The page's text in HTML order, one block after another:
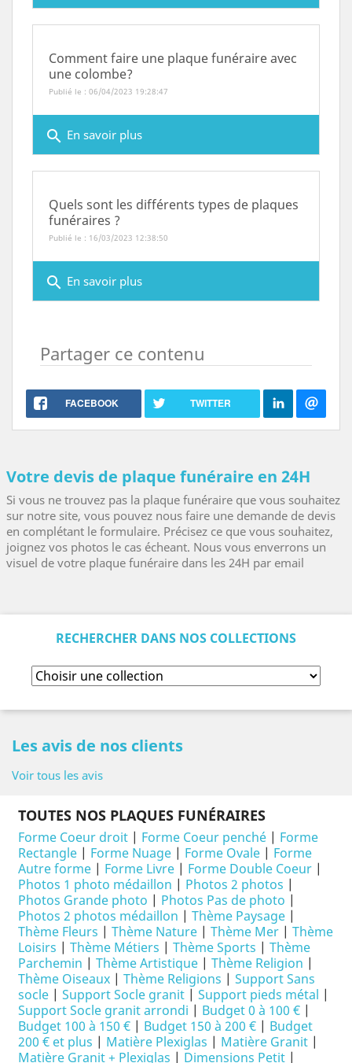
Comment faire une plaque funéraire avec
une colombe?
Publié le : 06/04/2023 19:28:47
search En savoir plus
Quels sont les différents types de plaques
funéraires ?
Publié le : 16/03/2023 12:38:50
search En savoir plus
Partager ce contenu
FACEBOOK TWITTER
Votre devis de plaque funéraire en 24H
Si vous ne trouvez pas la plaque funéraire que vous souhaitez
sur notre site, vous pouvez nous faire une demande de devis
en complétant le formulaire. Précisez ce que vous souhaitez,
joignez vos photos le cas écheant. Nous vous enverrons un
visuel de votre plaque funéraire dans les 24H par email
RECHERCHER DANS NOS COLLECTIONS
Les avis de nos clients
Voir tous les avis
TOUTES NOS PLAQUES FUNÉRAIRES
Forme Coeur droit | Forme Coeur penché | Forme
Rectangle | Forme Nuage | Forme Ovale | Forme
Autre forme | Forme Livre | Forme Double Coeur |
Photos 1 photo médaillon | Photos 2 photos |
Photos Grande photo | Photos Pas de photo |
Photos 2 photos médaillon | Thème Paysage |
Thème Fleurs | Thème Nature | Thème Mer | Thème
Loisirs | Thème Métiers | Thème Sports | Thème
Parchemin | Thème Artistique | Thème Religion |
Thème Oiseaux | Thème Religions | Support Sans
socle | Support Socle granit | Support pieds métal |
Support Socle granit arrondi | Budget 0 à 100 € |
Budget 100 à 150 € | Budget 150 à 200 € | Budget
200 € et plus | Matière Plexiglas | Matière Granit |
Matière Granit + Plexiglas | Dimensions Petit |